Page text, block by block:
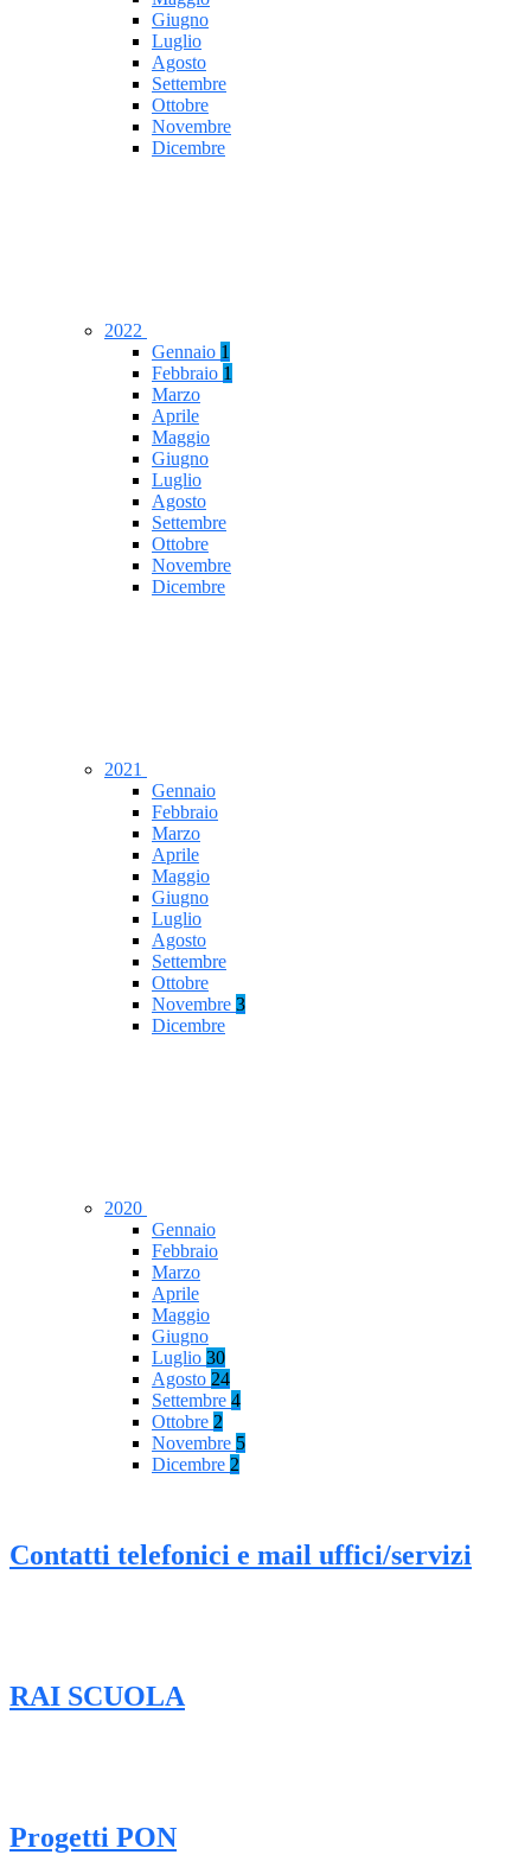
Giugno
Luglio
Agosto
Settembre
Ottobre
Novembre
Dicembre
2022
Gennaio 1
Febbraio 1
Marzo
Aprile
Maggio
Giugno
Luglio
Agosto
Settembre
Ottobre
Novembre
Dicembre
2021
Gennaio
Febbraio
Marzo
Aprile
Maggio
Giugno
Luglio
Agosto
Settembre
Ottobre
Novembre 3
Dicembre
2020
Gennaio
Febbraio
Marzo
Aprile
Maggio
Giugno
Luglio 30
Agosto 24
Settembre 4
Ottobre 2
Novembre 5
Dicembre 2
Contatti telefonici e mail uffici/servizi
RAI SCUOLA
Progetti PON